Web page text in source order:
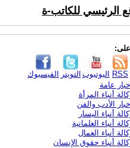
الرئيسي للكاتب-ة
على:
الفيسبوك التويتر اليوتيوب RSS
عامة
أنباء المرأة
الأدب والفن
أنباء اليسار
أنباء العلمانية
أنباء العمال
أنباء حقوق الإنسان